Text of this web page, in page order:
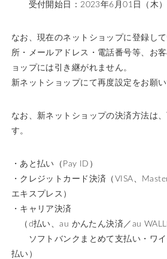
受付開始日：2023年6月01日（木）
なお、現在のネットショップに登録し
所・メールアドレス・電話番号等、お
ョップには引き継がれません。
新ネットショップにて再度設定をお願い
なお、新ネットショップの決済方法は
す。
・あと払い（Pay ID）
・クレジットカード決済（VISA、
エキスプレス）
・キャリア決済
（d払い、au かんたん決済／au
ソフトバンクまとめて支払い・ワ
払い）